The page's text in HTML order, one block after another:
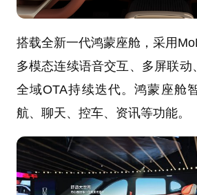
搭载全新一代鸿蒙座舱，采用
多模态连续语音交互、多屏联动
全域OTA持续迭代。鸿蒙座舱
航、聊天、控车、资讯等功能。